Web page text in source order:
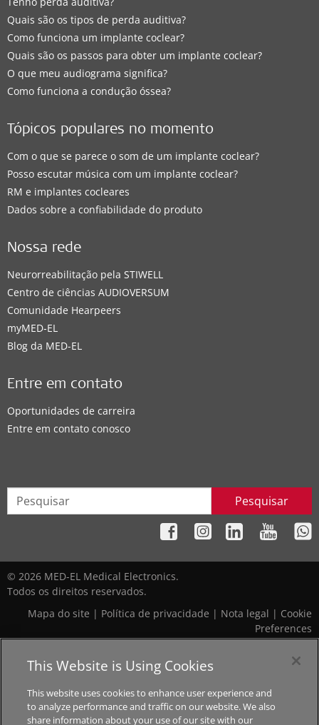
Quais são os tipos de perda auditiva?
Como funciona um implante coclear?
Quais são os passos para obter um implante coclear?
O que meu audiograma significa?
Como funciona a condução óssea?
Tópicos populares no momento
Com o que se parece o som de um implante coclear?
Posso escutar música com um implante coclear?
RM e implantes cocleares
Dados sobre a confiabilidade do produto
Nossa rede
Neurorreabilitação pela STIWELL
Centro de ciências AUDIOVERSUM
Comunidade Hearpeers
myMED‑EL
Blog da MED-EL
Entre em contato
Oportunidades de carreira
Entre em contato conosco
Pesquisar
© 2026 MED-EL Medical Electronics.
Todos os direitos reservados.
Mapa do site | Política de privacidade | Nota legal | Cookie
Preferences
O conteúdo deste site é fornecido apenas a título de
informação geral, não devendo ser tomado como conselho
médico. Entre em contato com seu médico ou especialista da
audição para se informar sobre o tipo de solução auditiva
This Website is Using Cookies
This website uses cookies to enhance user experience and
to analyze performance and traffic on our website. We also
share information about your use of our site with our